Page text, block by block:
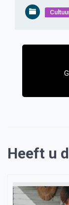
Bericht
Heeft u